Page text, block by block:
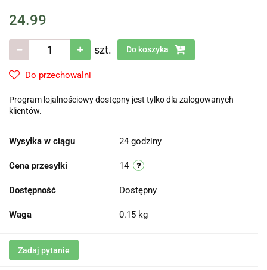
24.99
szt. Do koszyka
Do przechowalni
Program lojalnościowy dostępny jest tylko dla zalogowanych
klientów.
Wysyłka w ciągu 24 godziny
Cena przesyłki 14
Dostępność Dostępny
Waga 0.15 kg
Zadaj pytanie